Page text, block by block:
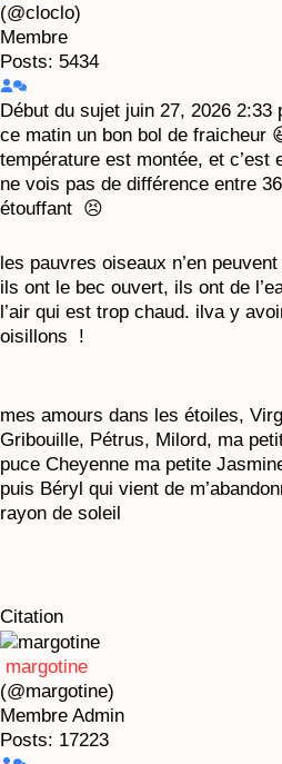
(@cloclo)
Membre
Posts: 5434
Début du sujet juin 27, 2026 2:33
ce matin un bon bol de fraicheur
température est montée, et c’est
ne vois pas de différence entre
étouffant 😣
les pauvres oiseaux n’en
ils ont le bec ouvert, ils ont de
l’air qui est trop chaud. ilva y
oisillons !
mes amours dans les étoiles,
Gribouille, Pétrus, Milord, ma
puce Cheyenne ma petite
puis Béryl qui vient de
rayon de soleil
Citation
margotine
(@margotine)
Membre Admin
Posts: 17223